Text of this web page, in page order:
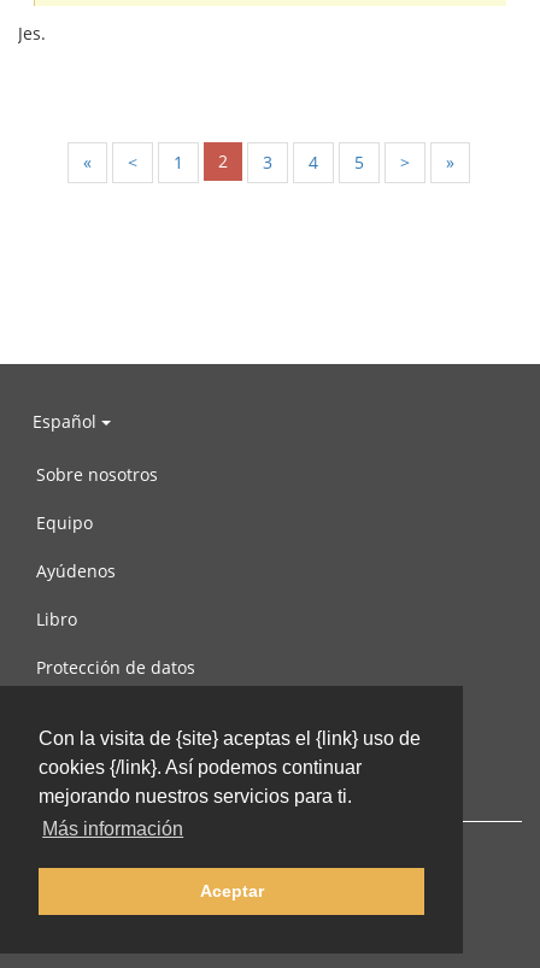
Con la visita de {site} aceptas el {link} uso de
cookies {/link}. Así podemos continuar
mejorando nuestros servicios para ti.
Más información
Aceptar
Jes.
« < 1 2 3 4 5 > »
Español
Sobre nosotros
Equipo
Ayúdenos
Libro
Protección de datos
Contáctenos
© 2002-2026 lernu.net |Impressum